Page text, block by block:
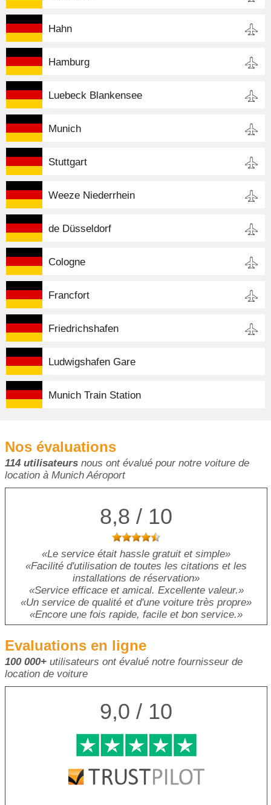
Hahn
Hamburg
Luebeck Blankensee
Munich
Stuttgart
Weeze Niederrhein
de Düsseldorf
Cologne
Francfort
Friedrichshafen
Ludwigshafen Gare
Munich Train Station
Nos évaluations
114 utilisateurs nous ont évalué pour notre voiture de
location à Munich Aéroport
8,8 / 10
Le service était hassle gratuit et simple
Facilité d'utilisation de toutes les citations et les
installations de réservation
Service efficace et amical. Excellente valeur.
Un service de qualité et d'une voiture très propre
Encore une fois rapide, facile et bon service.
Evaluations en ligne
100 000+ utilisateurs ont évalué notre fournisseur de
location de voiture
9,0 / 10